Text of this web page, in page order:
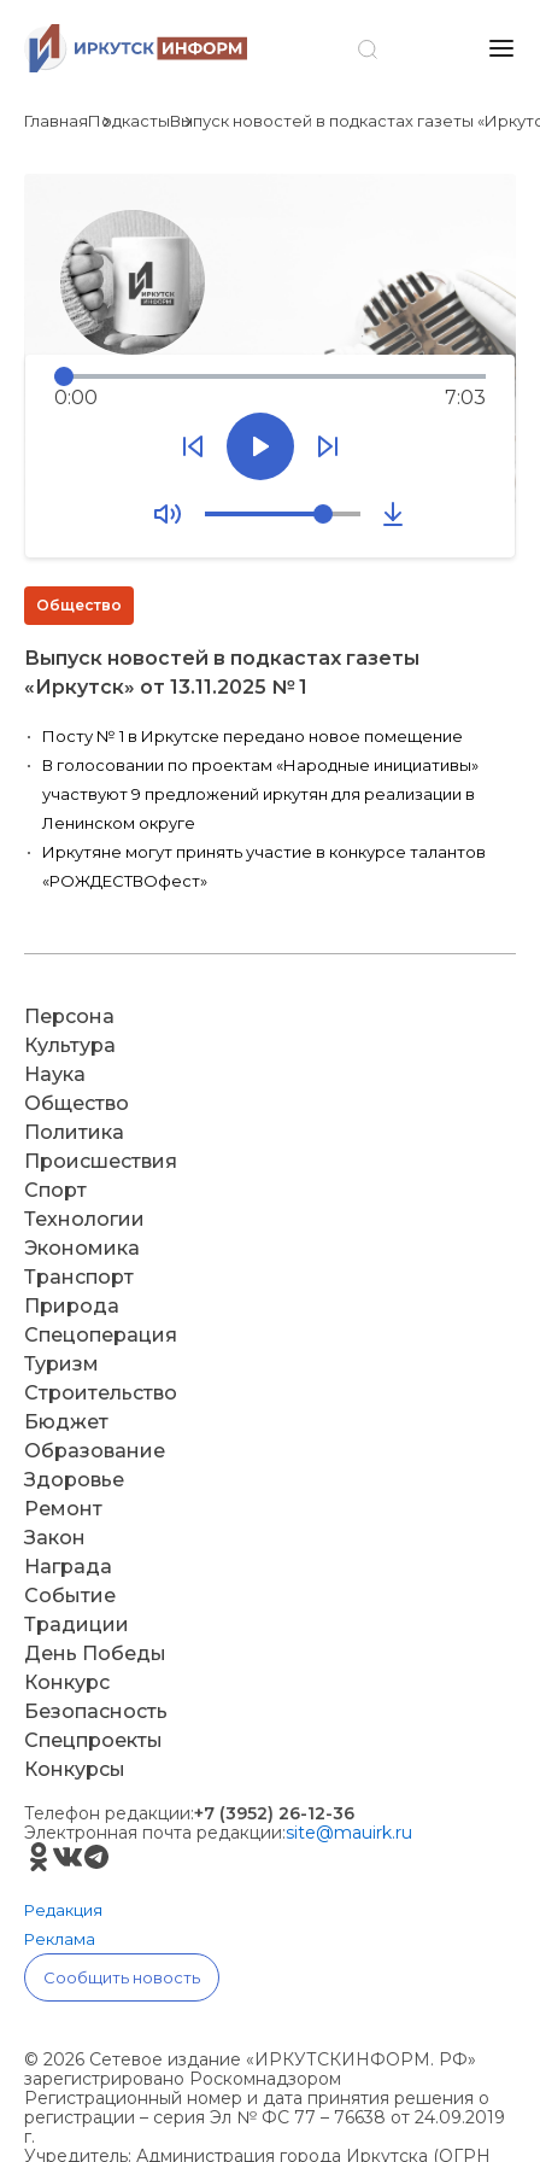
ГлавнаяПодкастыВыпуск новостей в подкастах газеты
0:00 7:03
Общество
Выпуск новостей в подкастах газеты
«Иркутск» от 13.11.2025 № 1
Посту № 1 в Иркутске передано новое помещение
В голосовании по проектам «Народные инициативы»
участвуют 9 предложений иркутян для реализации в
Ленинском округе
Иркутяне могут принять участие в конкурсе талантов
«РОЖДЕСТВОфест»
Персона
Культура
Наука
Общество
Политика
Происшествия
Спорт
Технологии
Экономика
Транспорт
Природа
Спецоперация
Туризм
Строительство
Бюджет
Образование
Здоровье
Ремонт
Закон
Награда
Событие
Традиции
День Победы
Конкурс
Безопасность
Спецпроекты
Конкурсы
Телефон редакции:+7 (3952) 26-12-36
Электронная почта редакции:site@mauirk.ru
Редакция
Реклама
Сообщить новость
© 2026 Сетевое издание «ИРКУТСКИНФОРМ. РФ»
зарегистрировано Роскомнадзором
Регистрационный номер и дата принятия решения о
регистрации – серия Эл № ФС 77 – 76638 от 24.09.2019
г.
Учредитель: Администрация города Иркутска (ОГРН